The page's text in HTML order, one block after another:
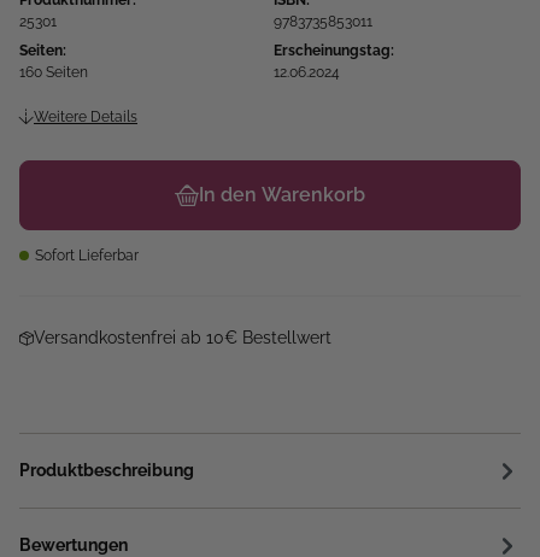
25301
9783735853011
Seiten:
160 Seiten
Erscheinungstag:
12.06.2024
Weitere Details
In den Warenkorb
Sofort Lieferbar
Versandkostenfrei ab 10€ Bestellwert
Produktbeschreibung
Bewertungen